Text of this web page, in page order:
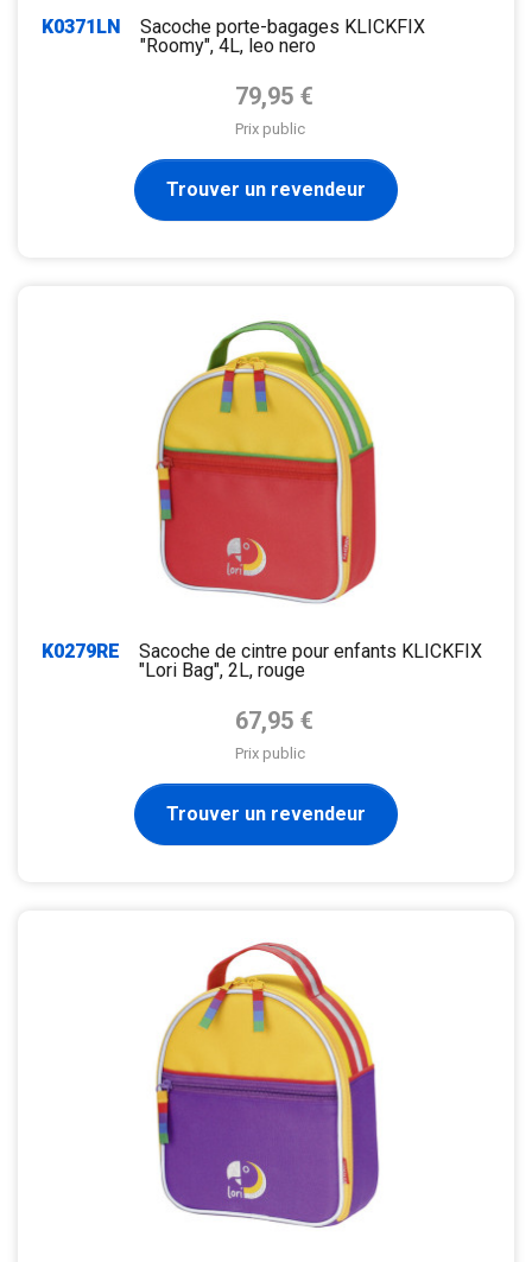
K0371LN
Sacoche porte-bagages KLICKFIX
"Roomy", 4L, leo nero
Prix de base
79,95 €
Prix public
Trouver un revendeur
K0279RE
Sacoche de cintre pour enfants KLICKFIX
"Lori Bag", 2L, rouge
Prix de base
67,95 €
Prix public
Trouver un revendeur